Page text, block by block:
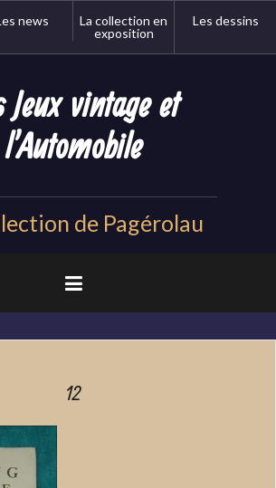
news
La collection en
exposition
Les dessins
Jeux vintage et
l'Automobile
de Pagérolau
12